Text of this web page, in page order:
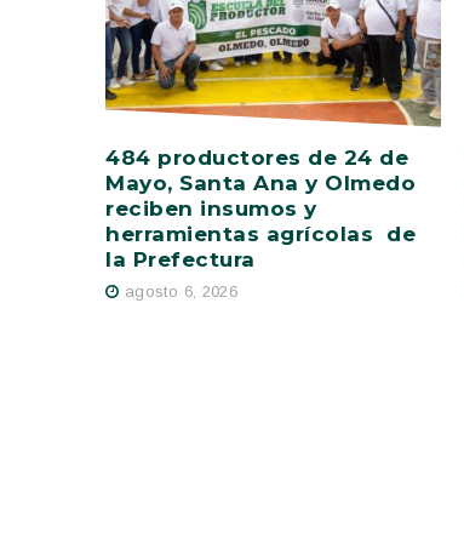
484 productores de 24 de
Mayo, Santa Ana y Olmedo
reciben insumos y
herramientas agrícolas de
la Prefectura
agosto 6, 2026